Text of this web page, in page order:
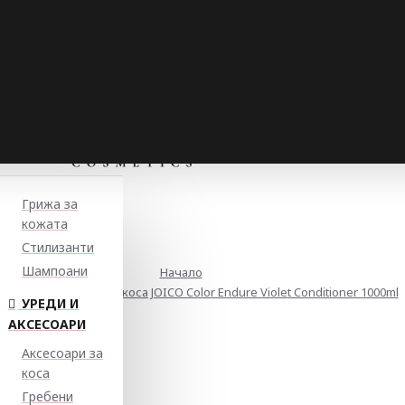
Грижа за
кожата
Стилизанти
Шампоани
УРЕДИ И
АКСЕСОАРИ
Аксесоари за
коса
Гребени
Начало
балсам за руса коса JOICO Color Endure Violet Conditioner 1000ml